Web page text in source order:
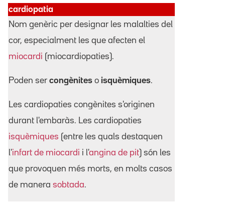
cardiopatia
Nom genèric per designar les malalties del
cor, especialment les que afecten el
miocardi (miocardiopaties).
Poden ser congènites o isquèmiques.
Les cardiopaties congènites s'originen
durant l'embaràs. Les cardiopaties
isquèmiques (entre les quals destaquen
l'infart de miocardi i l'angina de pit) són les
que provoquen més morts, en molts casos
de manera sobtada.